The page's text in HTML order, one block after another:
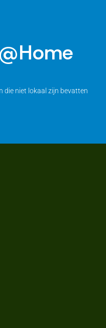
die niet lokaal zijn bevatten